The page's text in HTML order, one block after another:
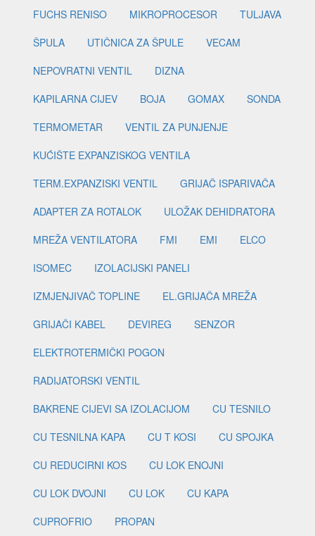
FUCHS RENISO MIKROPROCESOR
TULJAVA
ŠPULA
UTIČNICA ZA ŠPULE
VECAM
NEPOVRATNI VENTIL
DIZNA
KAPILARNA CIJEV
BOJA GOMAX
SONDA
TERMOMETAR
VENTIL ZA PUNJENJE
KUĆIŠTE EXPANZISKOG VENTILA
TERM.EXPANZISKI VENTIL
GRIJAČ ISPARIVAČA
ADAPTER ZA ROTALOK
ULOŽAK DEHIDRATORA
MREŽA VENTILATORA
FMI EMI
ELCO
ISOMEC
IZOLACIJSKI PANELI
IZMJENJIVAČ TOPLINE
EL.GRIJAČA MREŽA
GRIJAČI KABEL
DEVIREG
SENZOR
ELEKTROTERMIČKI POGON
RADIJATORSKI VENTIL
BAKRENE CIJEVI SA IZOLACIJOM
CU TESNILO
CU TESNILNA KAPA
CU T KOSI
CU SPOJKA
CU REDUCIRNI KOS
CU LOK ENOJNI
CU LOK DVOJNI
CU LOK
CU KAPA
CUPROFRIO
PROPAN